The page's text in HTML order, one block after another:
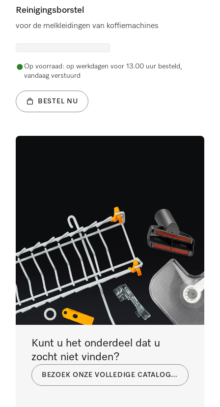
Reinigingsborstel
voor de melkleidingen van koffiemachines
Op voorraad: op werkdagen voor 13.00 uur besteld,
vandaag verstuurd
BESTEL NU
Kunt u het onderdeel dat u
zocht niet vinden?
BEZOEK ONZE VOLLEDIGE CATALOGUS